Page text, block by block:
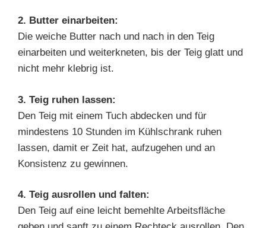
2. Butter einarbeiten:
Die weiche Butter nach und nach in den Teig
einarbeiten und weiterkneten, bis der Teig glatt und
nicht mehr klebrig ist.
3. Teig ruhen lassen:
Den Teig mit einem Tuch abdecken und für
mindestens 10 Stunden im Kühlschrank ruhen
lassen, damit er Zeit hat, aufzugehen und an
Konsistenz zu gewinnen.
4. Teig ausrollen und falten:
Den Teig auf eine leicht bemehlte Arbeitsfläche